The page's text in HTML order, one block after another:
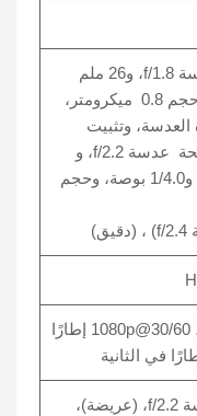
48 ميجابكسل (فتحة عدسة f/1.8، و26 ملم
(عريض)، و1/2.0 بوصة، وحجم 0.8 ميكرومتر،
وتثبيت
123 بوصة، (عريضة جدًا)، و1/4.0 بوصة، وحجم
4K@30 إطارًا في الثانية، 1080p@30/60 إطارًا
13 ميجابكسل، فتحة عدسة f/2.2، (عريضة)،